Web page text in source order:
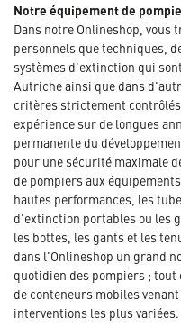
Notre équipement de
Dans notre Onlineshop, vous
personnels que techniques,
systèmes d'extinction qui
Autriche ainsi que dans
critères strictement
expérience sur de longues
permanente du
pour une sécurité maximale
de pompiers aux
hautes performances, les
d'extinction portables ou les
les bottes, les gants et les
dans l'Onlineshop un grand
quotidien des pompiers ;
de conteneurs mobiles
interventions les plus variées.